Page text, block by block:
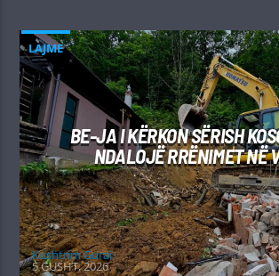
LAJME
BE-JA I KËRKON SËRISH
NDALOJË RRËNIMET NË
Kushtrim Guraj
5 GUSHT, 2026